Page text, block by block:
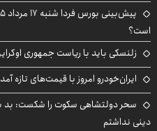
است؟
زلنسکی باید با ریاست جمهوری
ایران‌خودرو امروز با قیمت‌های تازه آمد/ جدول
سحر دولتشاهی سکوت را شکست: بد
دینی نداشتم